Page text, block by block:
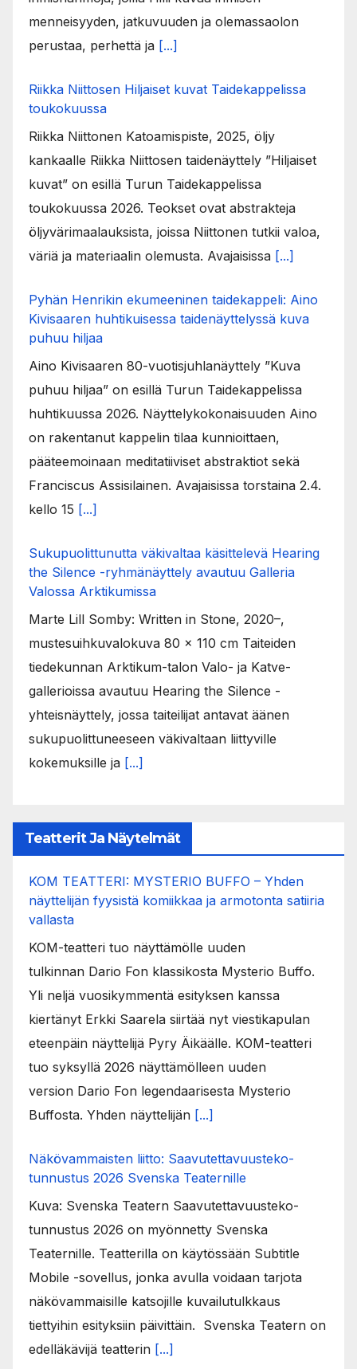
menneisyyden, jatkuvuuden ja olemassaolon
perustaa, perhettä ja [...]
Riikka Niittosen Hiljaiset kuvat Taidekappelissa
toukokuussa
Riikka Niittonen Katoamispiste, 2025, öljy
kankaalle Riikka Niittosen taidenäyttely ”Hiljaiset
kuvat” on esillä Turun Taidekappelissa
toukokuussa 2026. Teokset ovat abstrakteja
öljyvärimaalauksista, joissa Niittonen tutkii valoa,
väriä ja materiaalin olemusta. Avajaisissa [...]
Pyhän Henrikin ekumeeninen taidekappeli: Aino
Kivisaaren huhtikuisessa taidenäyttelyssä kuva
puhuu hiljaa
Aino Kivisaaren 80-vuotisjuhlanäyttely ”Kuva
puhuu hiljaa” on esillä Turun Taidekappelissa
huhtikuussa 2026. Näyttelykokonaisuuden Aino
on rakentanut kappelin tilaa kunnioittaen,
pääteemoinaan meditatiiviset abstraktiot sekä
Franciscus Assisilainen. Avajaisissa torstaina 2.4.
kello 15 [...]
Sukupuolittunutta väkivaltaa käsittelevä Hearing
the Silence -ryhmänäyttely avautuu Galleria
Valossa Arktikumissa
Marte Lill Somby: Written in Stone, 2020–,
mustesuihkuvalokuva 80 x 110 cm Taiteiden
tiedekunnan Arktikum-talon Valo- ja Katve-
gallerioissa avautuu Hearing the Silence -
yhteisnäyttely, jossa taiteilijat antavat äänen
sukupuolittuneeseen väkivaltaan liittyville
kokemuksille ja [...]
Teatterit Ja Näytelmät
KOM TEATTERI: MYSTERIO BUFFO – Yhden
näyttelijän fyysistä komiikkaa ja armotonta satiiria
vallasta
KOM-teatteri tuo näyttämölle uuden
tulkinnan Dario Fon klassikosta Mysterio Buffo.
Yli neljä vuosikymmentä esityksen kanssa
kiertänyt Erkki Saarela siirtää nyt viestikapulan
eteenpäin näyttelijä Pyry Äikäälle. KOM-teatteri
tuo syksyllä 2026 näyttämölleen uuden
version Dario Fon legendaarisesta Mysterio
Buffosta. Yhden näyttelijän [...]
Näkövammaisten liitto: Saavutettavuusteko-
tunnustus 2026 Svenska Teaternille
Kuva: Svenska Teatern Saavutettavuusteko-
tunnustus 2026 on myönnetty Svenska
Teaternille. Teatterilla on käytössään Subtitle
Mobile -sovellus, jonka avulla voidaan tarjota
näkövammaisille katsojille kuvailutulkkaus
tiettyihin esityksiin päivittäin. Svenska Teatern on
edelläkävijä teatterin [...]